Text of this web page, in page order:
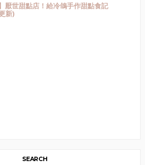
厭世甜點店！給冷鴿手作甜點食記
新)
SEARCH